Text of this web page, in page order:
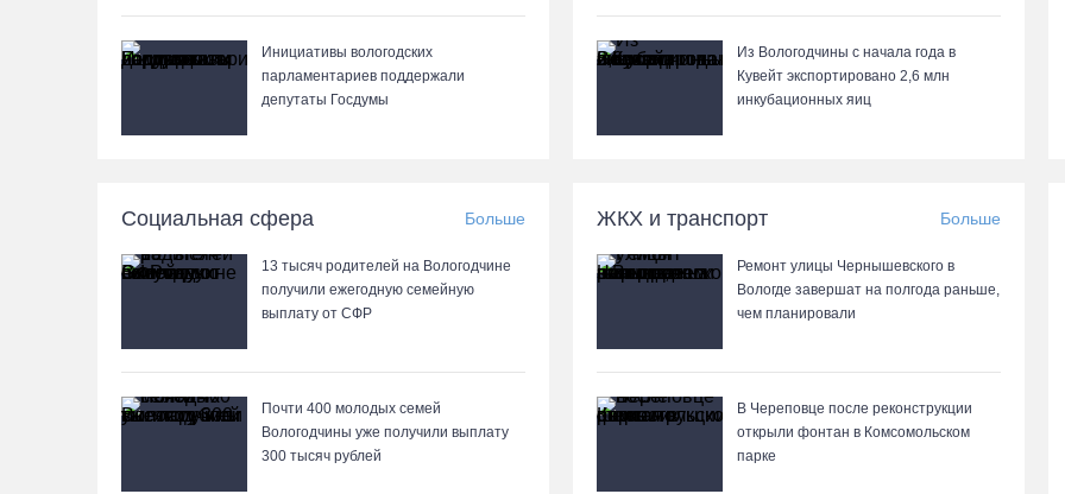
Инициативы вологодских
парламентариев поддержали
депутаты Госдумы
Из Вологодчины с начала года в
Кувейт экспортировано 2,6 млн
инкубационных яиц
Социальная сфера Больше
13 тысяч родителей на Вологодчине
получили ежегодную семейную
выплату от СФР
Почти 400 молодых семей
Вологодчины уже получили выплату
300 тысяч рублей
ЖКХ и транспорт Больше
Ремонт улицы Чернышевского в
Вологде завершат на полгода раньше,
чем планировали
В Череповце после реконструкции
открыли фонтан в Комсомольском
парке